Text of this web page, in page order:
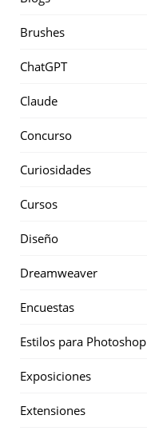
Brushes
ChatGPT
Claude
Concurso
Curiosidades
Cursos
Diseño
Dreamweaver
Encuestas
Estilos para Photoshop
Exposiciones
Extensiones